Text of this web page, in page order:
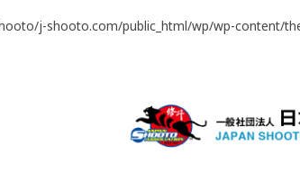
j-shooto.com/public_html/wp/wp-content/